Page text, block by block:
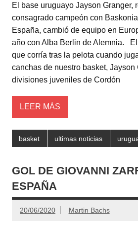
tt
er
at
s
A
p
p
c
e
b
o
o
m
p
ar
tir
El base uruguayo Jayson Granger,
consagrado campeón con
España, cambió de equipo en
año con Alba Berlin de Alemnia.
que corría tras la pelota cuando
canchas de nuestro basket, Jayson
divisiones juveniles de Cordón
LEER MÁS
basket ultimas noticias
GOL DE GIOVANNI
ESPAÑA
20/06/2020 Martin Bachs